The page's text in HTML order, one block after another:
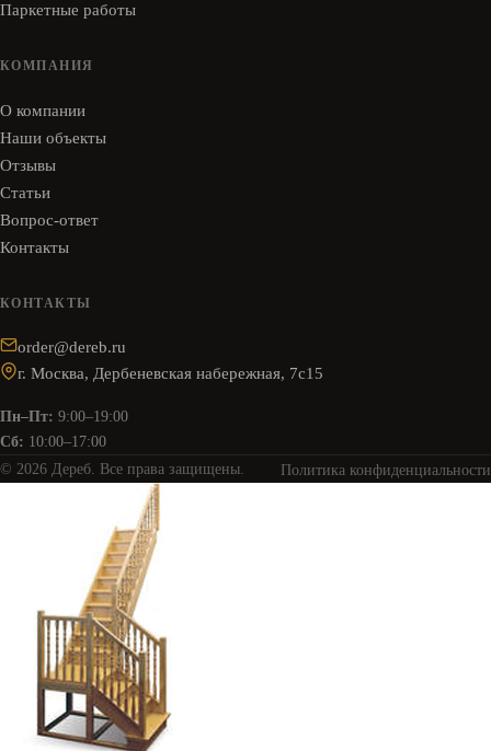
Паркетные работы
КОМПАНИЯ
О компании
Наши объекты
Отзывы
Статьи
Вопрос-ответ
Контакты
КОНТАКТЫ
order@dereb.ru
г. Москва, Дербеневская набережная, 7с15
Пн–Пт: 9:00–19:00
Сб: 10:00–17:00
© 2026 Дереб. Все права защищены.
Политика конфиденциальности